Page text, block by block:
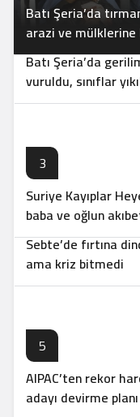
Batı Şeria’da
arazi ve mülklerine
2
Batı Şeria’da
vuruldu, sınıflar
3
Suriye Kayıplar
baba ve oğlun
4
Sebte’de fırtına
ama kriz bitmedi
5
AIPAC’ten rekor
adayı devirme planı
6